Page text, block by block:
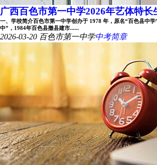
广西百色市第一中学2026年艺体特长
一、学校简介百色市第一中学创办于 1978 年，原名“百色县中
中”，1984年百色县撤县建市......
2026-03-20 百色市第一中学中考简章